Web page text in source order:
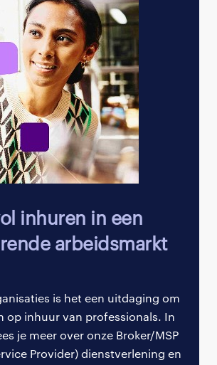
vanuit Azië of Latijns-Amerika.
we momenteel onze
uit naar een wereldwijde
voor jou
in de volgende drie stappen:
welke remote worker je wilt
op met de remote worker en
en uitbetaling.
de CBD hebben we voor enkele
arbeidsmarkt
is het een uitdaging om
op inhuur van professionals. In
je meer over onze Broker/MSP
Provider) dienstverlening en